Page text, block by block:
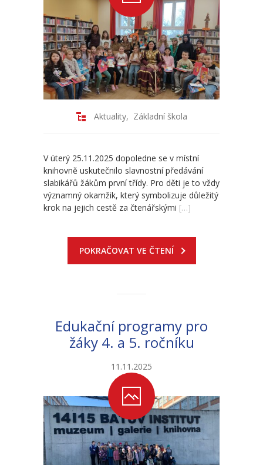
---- Posilovna
---- Multifunkční hřiště
---- Správce areálu
Kontakt
Aktuality, Základní škola
V úterý 25.11.2025 dopoledne se v místní
knihovně uskutečnilo slavnostní předávání
slabikářů žákům první třídy. Pro děti je to vždy
významný okamžik, který symbolizuje důležitý
krok na jejich cestě za čtenářskými […]
POKRAČOVAT VE ČTENÍ
Edukační programy pro
žáky 4. a 5. ročníku
11.11.2025